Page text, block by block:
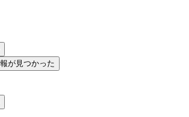
が見つかった